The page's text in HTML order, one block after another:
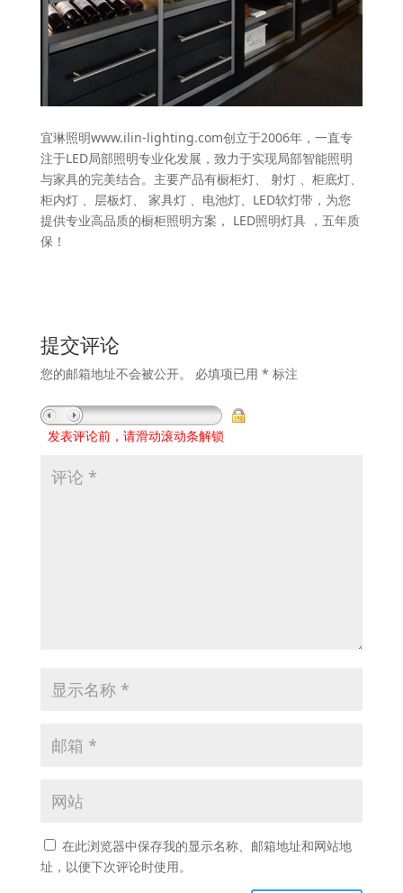
宜琳照明www.ilin-lighting.com创立于2006年，一直专
注于LED局部照明专业化发展，致力于实现局部智能照明
与家具的完美结合。主要产品有橱柜灯、 射灯 、柜底灯、
柜内灯 、层板灯、 家具灯 、电池灯、LED软灯带，为您
提供专业高品质的橱柜照明方案， LED照明灯具 ，五年质
保！
提交评论
您的邮箱地址不会被公开。 必填项已用 * 标注
发表评论前，请滑动滚动条解锁
在此浏览器中保存我的显示名称、邮箱地址和网站地
址，以便下次评论时使用。